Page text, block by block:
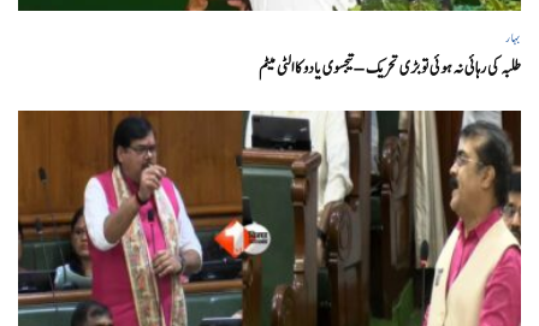
بہار
طلبہ کی رہائی نہ ہوئی تو بڑی تحریک – تیجسوی یادو کا الٹی میٹم